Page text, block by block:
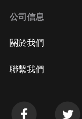
公司信息
關於我們
聯繫我們